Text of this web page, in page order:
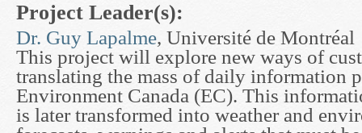
Project Leader(s):
Dr. Guy Lapalme, Université de Montréal
This project will explore new ways of
translating the mass of daily information
Environment Canada (EC). This
is later transformed into weather and